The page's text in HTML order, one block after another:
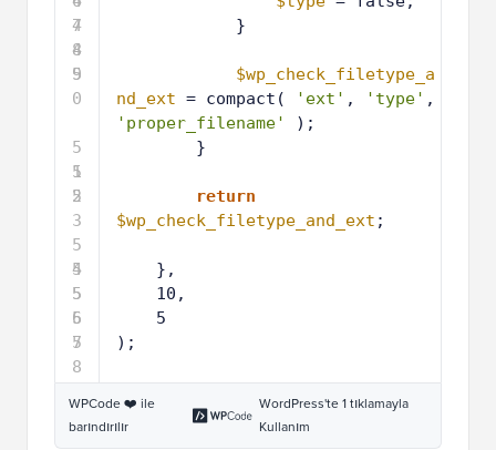
7
4
8
4
9
5
0
5
1
5
2
5
3
5
4
5
5
5
6
5
7
5
8
}
$wp_check_filetype_a
nd_ext = compact( 'ext' , 'type'
'proper_filename'
);
}
return
$wp_check_filetype_and_ext ;
},
10,
5
);
WPCode ❤️ ile
barındırılır
WordPress'te 1 tıklamayla
Kullanım